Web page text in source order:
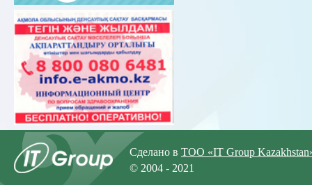
Сделано в ТОО «IT Group
© 2004 - 2021